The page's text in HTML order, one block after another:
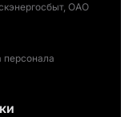
ОАО
персонала